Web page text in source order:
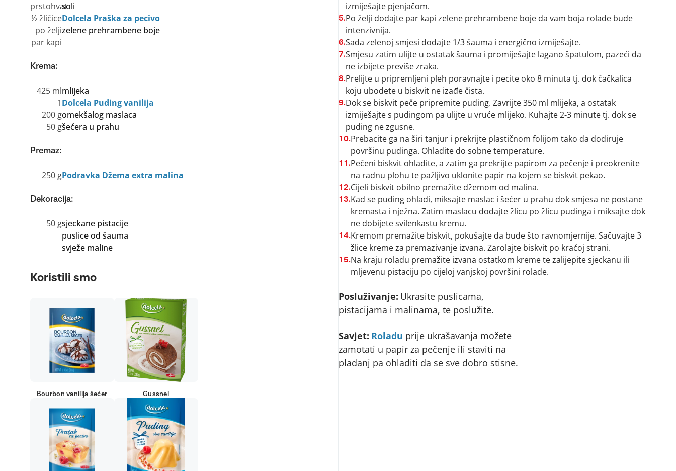
prstohvatsoli
½ žličiceDolcela Praška za pecivo
po želji
par kapi
zelene prehrambene boje
Krema:
425 mlmlijeka
1Dolcela Puding vanilija
200 gomekšalog maslaca
50 gšećera u prahu
Premaz:
250 gPodravka Džema extra malina
Dekoracija:
50 gsjeckane pistacije
puslice od šauma
svježe maline
Koristili smo
Bourbon vanilija šećer Gussnel
izmiješajte pjenjačom.
5.Po želji dodajte par kapi zelene prehrambene boje da vam boja rolade bude
intenzivnija.
6.Sada zelenoj smjesi dodajte 1/3 šauma i energično izmiješajte.
7.Smjesu zatim ulijte u ostatak šauma i promiješajte lagano špatulom, pazeći da
ne izbijete previše zraka.
8.Prelijte u pripremljeni pleh poravnajte i pecite oko 8 minuta tj. dok čačkalica
koju ubodete u biskvit ne izađe čista.
9.Dok se biskvit peče pripremite puding. Zavrijte 350 ml mlijeka, a ostatak
izmiješajte s pudingom pa ulijte u vruće mlijeko. Kuhajte 2-3 minute tj. dok se
puding ne zgusne.
10.Prebacite ga na širi tanjur i prekrijte plastičnom folijom tako da dodiruje
površinu pudinga. Ohladite do sobne temperature.
11.Pečeni biskvit ohladite, a zatim ga prekrijte papirom za pečenje i preokrenite
na radnu plohu te pažljivo uklonite papir na kojem se biskvit pekao.
12.Cijeli biskvit obilno premažite džemom od malina.
13.Kad se puding ohladi, miksajte maslac i šećer u prahu dok smjesa ne postane
kremasta i nježna. Zatim maslacu dodajte žlicu po žlicu pudinga i miksajte dok
ne dobijete svilenkastu kremu.
14.Kremom premažite biskvit, pokušajte da bude što ravnomjernije. Sačuvajte 3
žlice kreme za premazivanje izvana. Zarolajte biskvit po kraćoj strani.
15.Na kraju roladu premažite izvana ostatkom kreme te zalijepite sjeckanu ili
mljevenu pistaciju po cijeloj vanjskoj površini rolade.
Posluživanje: Ukrasite puslicama,
pistacijama i malinama, te poslužite.
Savjet: Roladu prije ukrašavanja možete
zamotati u papir za pečenje ili staviti na
pladanj pa ohladiti da se sve dobro stisne.